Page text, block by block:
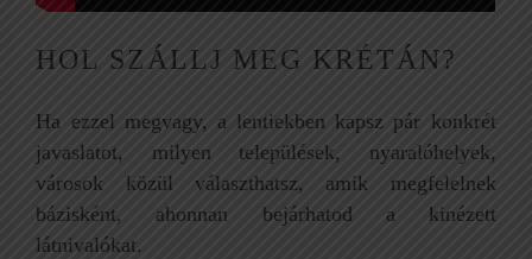
HOL SZÁLLJ MEG KRÉTÁN?
Ha ezzel megvagy, a lentiekben kapsz pár konkrét
javaslatot, milyen települések, nyaralóhelyek,
városok közül választhatsz, amik megfelelnek
bázisként, ahonnan bejárhatod a kinézett
látnivalókat.